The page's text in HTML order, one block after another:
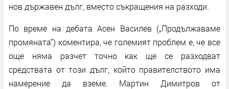
нов държавен дълг, вместо съкращения на разходи.
По време на дебата Асен Василев („Продължаваме
промяната“) коментира, че големият проблем е, че все
още няма разчет точно как ще се разходват
средствата от този дълг, който правителството има
намерение да вземе. Мартин Димитров от